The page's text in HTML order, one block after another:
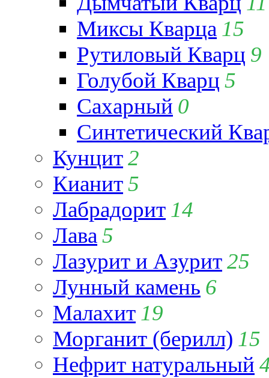
Миксы Кварца 15
Рутиловый Кварц 9
Голубой Кварц 5
Сахарный 0
Синтетический
Кунцит2
Кианит5
Лабрадорит 14
Лава 5
Лазурит и Азурит25
Лунный камень 6
Малахит 19
Морганит (берилл) 15
Нефрит натуральный